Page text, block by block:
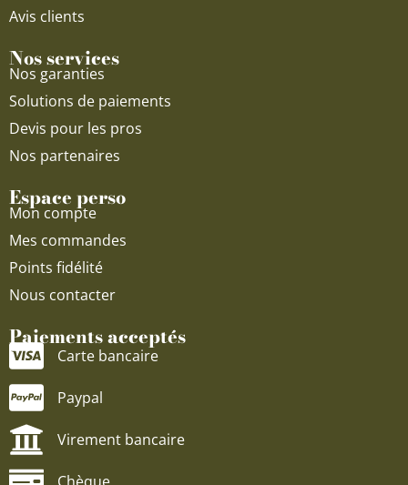
Avis clients
Nos services
Nos garanties
Solutions de paiements
Devis pour les pros
Nos partenaires
Espace perso
Mon compte
Mes commandes
Points fidélité
Nous contacter
Paiements acceptés
Carte bancaire
Paypal
Virement bancaire
Chèque